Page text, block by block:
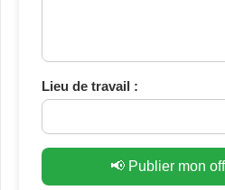
Lieu de travail :
📢 Publier mon